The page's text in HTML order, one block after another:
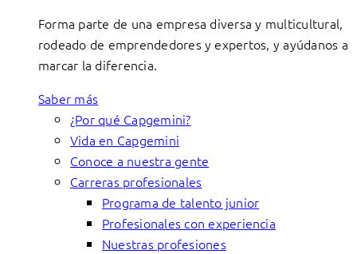
Forma parte de una empresa diversa y multicultural,
rodeado de emprendedores y expertos, y ayúdanos a
marcar la diferencia.
Saber más
¿Por qué Capgemini?
Vida en Capgemini
Conoce a nuestra gente
Carreras profesionales
Programa de talento junior
Profesionales con experiencia
Nuestras profesiones